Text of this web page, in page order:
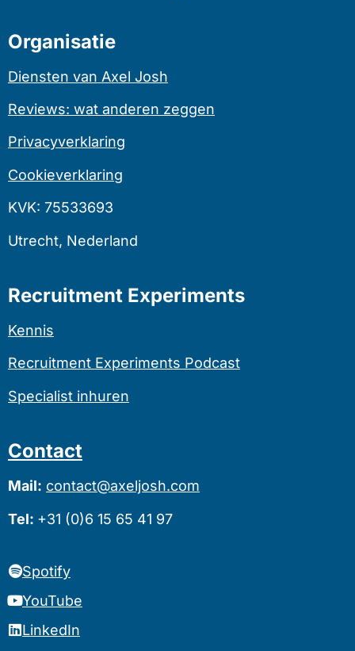
Organisatie
Diensten van Axel Josh
Reviews: wat anderen zeggen
Privacyverklaring
Cookieverklaring
KVK: 75533693
Utrecht, Nederland
Recruitment Experiments
Kennis
Recruitment Experiments Podcast
Specialist inhuren
Contact
Mail: contact@axeljosh.com
Tel: +31 (0)6 15 65 41 97
Spotify
YouTube
LinkedIn